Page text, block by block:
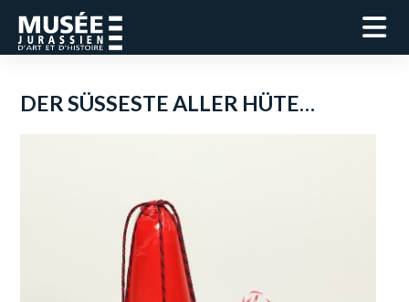
DER SÜSSESTE ALLER HÜTE…